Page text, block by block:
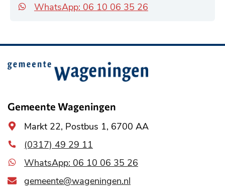
WhatsApp: 06 10 06 35 26
Belangrijke
informatie
Gemeente Wageningen
Algemeen
adres
Markt 22, Postbus 1, 6700 AA
(0317) 49 29 11
WhatsApp: 06 10 06 35 26
gemeente@wageningen.nl